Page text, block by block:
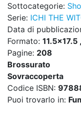
Sottocategorie:
Serie: ICHI THE
Data di
Formato: 11.5x17.5
Pagine: 208
Brossurato
Sovraccoperta
Codice ISBN:
Puoi trovarlo in: